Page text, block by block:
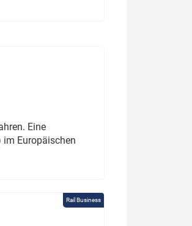
Eine
im Europäischen
Rail Business